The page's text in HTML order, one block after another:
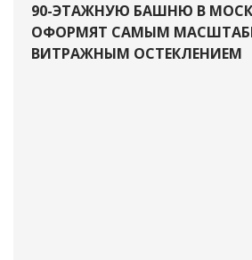
90-ЭТАЖНУЮ БАШНЮ В
ОФОРМЯТ САМЫМ
ВИТРАЖНЫМ ОСТЕКЛЕНИЕМ